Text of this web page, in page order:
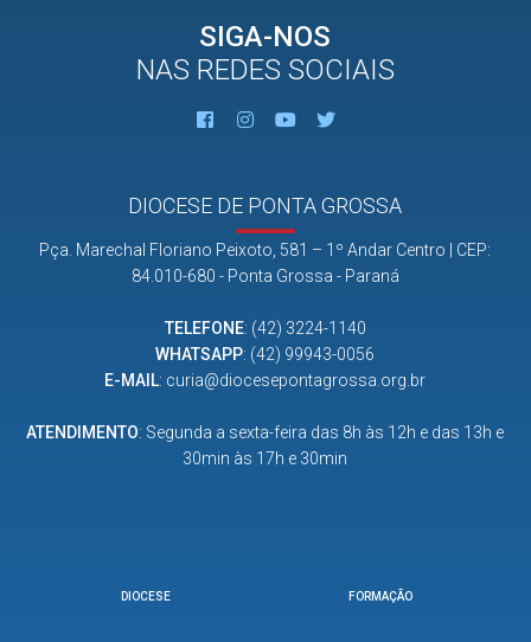
SIGA-NOS
NAS REDES SOCIAIS
DIOCESE DE PONTA GROSSA
Pça. Marechal Floriano Peixoto, 581 – 1º Andar Centro | CEP:
84.010-680 - Ponta Grossa - Paraná
TELEFONE: (42) 3224-1140
WHATSAPP: (42) 99943-0056
E-MAIL: curia@diocesepontagrossa.org.br
ATENDIMENTO: Segunda a sexta-feira das 8h às 12h e das 13h e
30min às 17h e 30min
DIOCESE FORMAÇÃO